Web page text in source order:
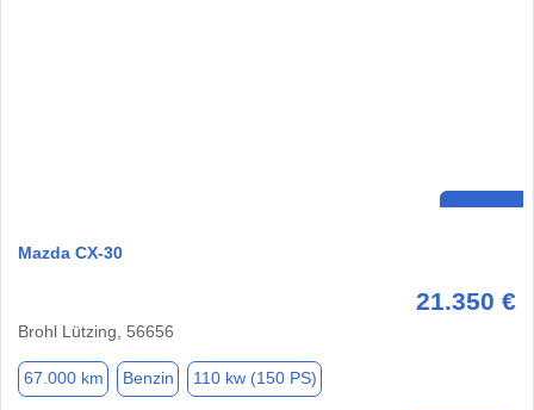
Mazda CX-30
21.350 €
Brohl Lützing, 56656
67.000 km Benzin 110 kw (150 PS)